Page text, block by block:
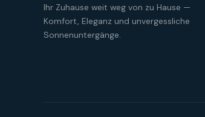
Ihr Zuhause weit weg von zu Hause —
Komfort, Eleganz und unvergessliche
Sonnenuntergänge.